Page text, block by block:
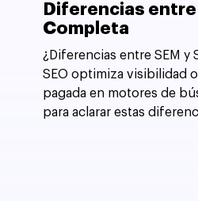
Diferencias entre
Completa
¿Diferencias entre SEM y
SEO optimiza visibilidad
pagada en motores de
para aclarar estas